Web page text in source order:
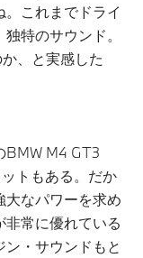
これまでドライ
特のサウンド。
、と実感した
BMW M4 GT3
トもある。だか
大なパワーを求め
常に優れている
・サウンドもと